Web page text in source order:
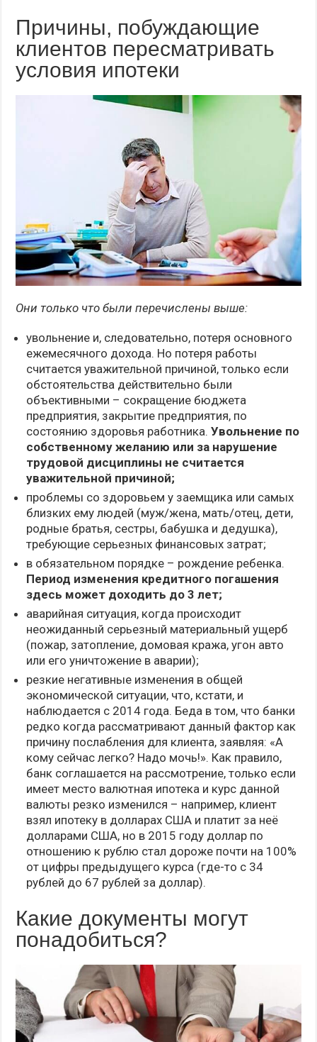
Причины, побуждающие
клиентов пересматривать
условия ипотеки
Они только что были перечислены выше:
увольнение и, следовательно, потеря основного
ежемесячного дохода. Но потеря работы
считается уважительной причиной, только если
обстоятельства действительно были
объективными – сокращение бюджета
предприятия, закрытие предприятия, по
состоянию здоровья работника.Увольнение по
собственному желанию или за нарушение
трудовой дисциплины не считается
уважительной причиной;
проблемы со здоровьем у заемщика или самых
близких ему людей (муж/жена, мать/отец, дети,
родные братья, сестры, бабушка и дедушка),
требующие серьезных финансовых затрат;
в обязательном порядке – рождение ребенка.
Период изменения кредитного погашения
здесь может доходить до 3 лет;
аварийная ситуация, когда происходит
неожиданный серьезный материальный ущерб
(пожар, затопление, домовая кража, угон авто
или его уничтожение в аварии);
резкие негативные изменения в общей
экономической ситуации, что, кстати, и
наблюдается с 2014 года. Беда в том, что банки
редко когда рассматривают данный фактор как
причину послабления для клиента, заявляя: «А
кому сейчас легко? Надо мочь!». Как правило,
банк соглашается на рассмотрение, только если
имеет место валютная ипотека и курс данной
валюты резко изменился – например, клиент
взял ипотеку в долларах США и платит за неё
долларами США, но в 2015 году доллар по
отношению к рублю стал дороже почти на 100%
от цифры предыдущего курса (где-то с 34
рублей до 67 рублей за доллар).
Какие документы могут
понадобиться?